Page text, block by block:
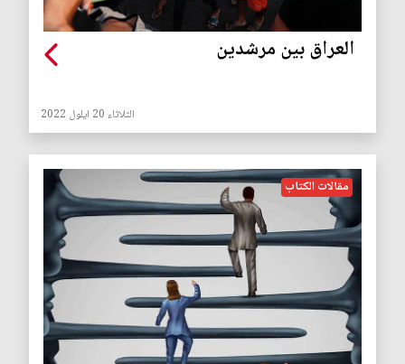
العراق بين مرشدين
الثلاثاء 20 ايلول 2022
مقالات الكتاب